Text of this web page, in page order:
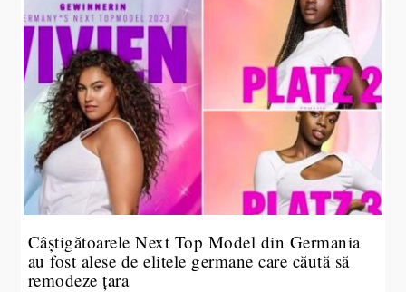
Câștigătoarele Next Top Model din Germania
au fost alese de elitele germane care căută să
remodeze țara